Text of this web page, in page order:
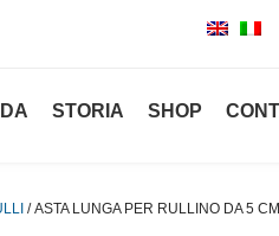
STORIA SHOP
/ ASTA LUNGA PER RULLINO DA 5 CM